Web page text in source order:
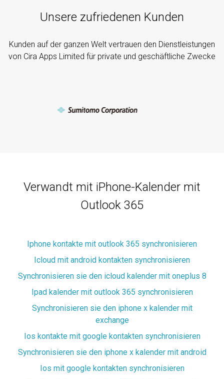
Unsere zufriedenen Kunden
Kunden auf der ganzen Welt vertrauen den Dienstleistungen
von Cira Apps Limited für private und geschäftliche Zwecke
Verwandt mit iPhone-Kalender mit
Outlook 365
Iphone kontakte mit outlook 365 synchronisieren
Icloud mit android kontakten synchronisieren
Synchronisieren sie den icloud kalender mit oneplus 8
Ipad kalender mit outlook 365 synchronisieren
Synchronisieren sie den iphone x kalender mit
exchange
Ios kontakte mit google kontakten synchronisieren
Synchronisieren sie den iphone x kalender mit android
Ios mit google kontakten synchronisieren